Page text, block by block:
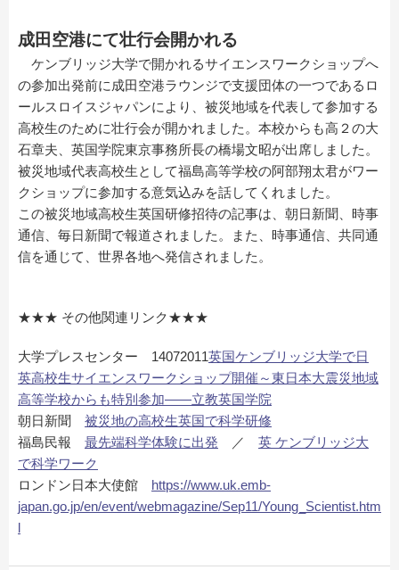
成田空港にて壮行会開かれる
ケンブリッジ大学で開かれるサイエンスワークショップへ
の参加出発前に成田空港ラウンジで支援団体の一つであるロ
ールスロイスジャパンにより、被災地域を代表して参加する
高校生のために壮行会が開かれました。本校からも高２の大
石章夫、英国学院東京事務所長の橋場文昭が出席しました。
被災地域代表高校生として福島高等学校の阿部翔太君がワー
クショップに参加する意気込みを話してくれました。
この被災地域高校生英国研修招待の記事は、朝日新聞、時事
通信、毎日新聞で報道されました。また、時事通信、共同通
信を通じて、世界各地へ発信されました。
★★★ その他関連リンク★★★
大学プレスセンター 14072011英国ケンブリッジ大学で日
英高校生サイエンスワークショップ開催～東日本大震災地域
高等学校からも特別参加――立教英国学院
朝日新聞 被災地の高校生英国で科学研修
福島民報 最先端科学体験に出発 ／ 英 ケンブリッジ大
で科学ワーク
ロンドン日本大使館 https://www.uk.emb-
japan.go.jp/en/event/webmagazine/Sep11/Young_Scientist.htm
l